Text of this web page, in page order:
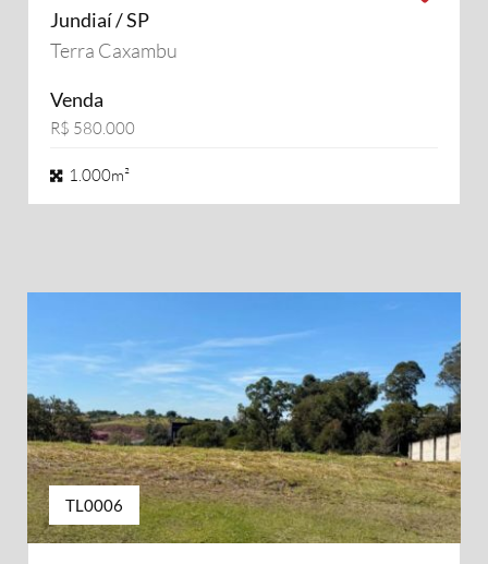
Jundiaí / SP
Terra Caxambu
Venda
R$ 580.000
1.000m²
TL0006